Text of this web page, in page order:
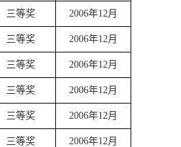
三等奖 2006年12月
三等奖 2006年12月
三等奖 2006年12月
三等奖 2006年12月
三等奖 2006年12月
三等奖 2006年12月